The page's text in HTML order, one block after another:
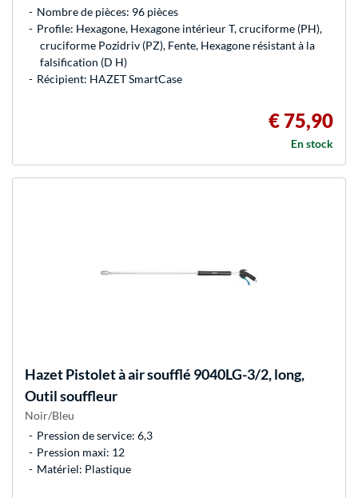
Nombre de pièces: 96 pièces
Profile: Hexagone, Hexagone intérieur T, cruciforme (PH),
cruciforme Pozidriv (PZ), Fente, Hexagone résistant à la
falsification (D H)
Récipient: HAZET SmartCase
€ 75,90
En stock
HazetPistolet à air soufflé 9040LG-3/2, long,
Outil souffleur
Noir/Bleu
Pression de service: 6,3
Pression maxi: 12
Matériel: Plastique